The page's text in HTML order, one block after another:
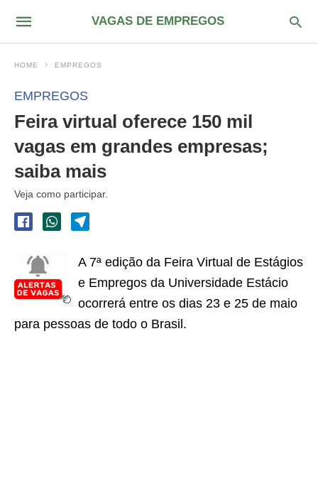
VAGAS DE EMPREGOS
HOME EMPREGOS
EMPREGOS
Feira virtual oferece 150 mil
vagas em grandes empresas;
saiba mais
Veja como participar.
A 7ª edição da Feira Virtual de Estágios
e Empregos da Universidade Estácio
ocorrerá entre os dias 23 e 25 de maio
para pessoas de todo o Brasil.